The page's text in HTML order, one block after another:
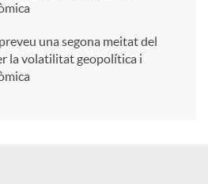
una segona meitat del
la volatilitat geopolítica i